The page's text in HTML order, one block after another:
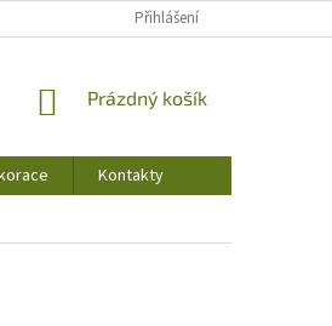
Přihlášení
NÁKUPNÍ
Prázdný košík
Kontakty